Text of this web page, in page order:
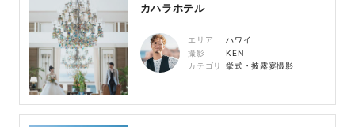
カハラホテル
エリア
ハワイ
撮影
KEN
カテゴリ
挙式・披露宴撮影